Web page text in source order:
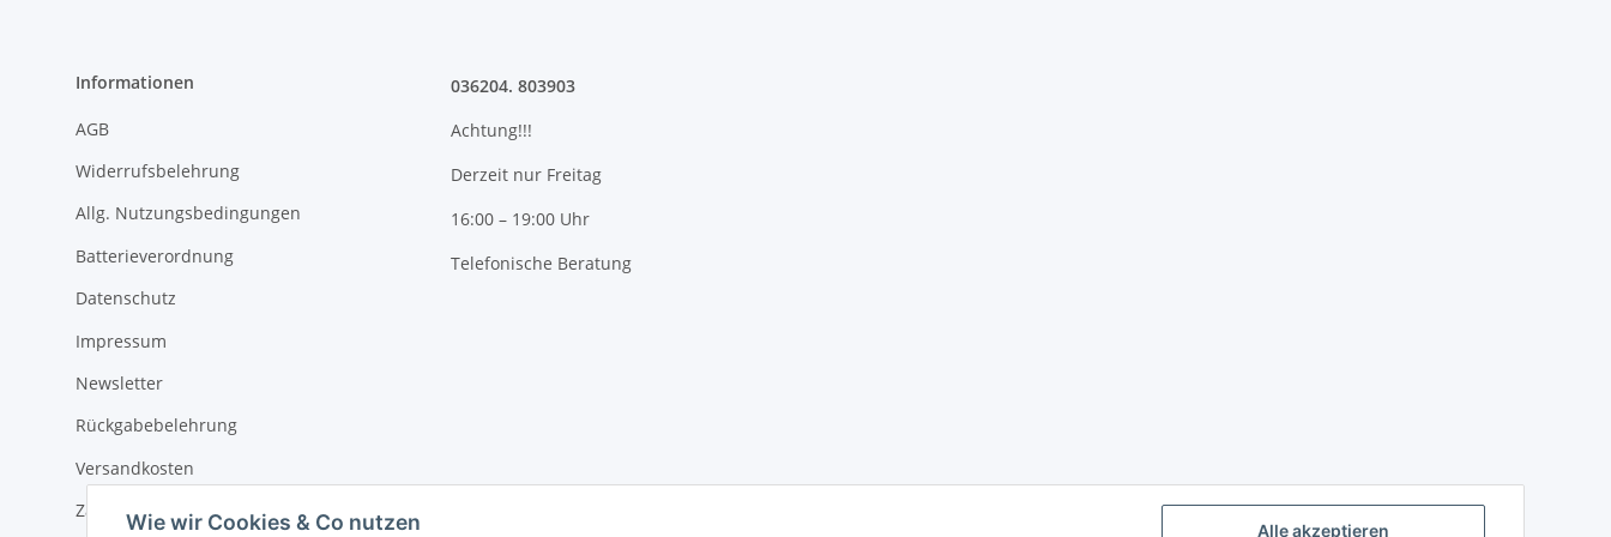
Alle akzeptieren
Wie wir Cookies & Co nutzen
Informationen
AGB
Widerrufsbelehrung
Allg. Nutzungsbedingungen
Batterieverordnung
Datenschutz
Impressum
Newsletter
Rückgabebelehrung
Versandkosten
Zahlungsmöglichkeiten
036204. 803903
Achtung!!!
Derzeit nur Freitag
16:00 – 19:00 Uhr
Telefonische Beratung